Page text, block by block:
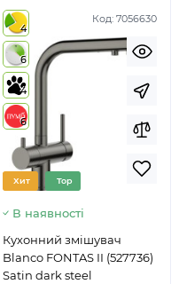
Код: 7056630
4
6
4
6
Хит Top
В наявності
Кухонний змішувач
Blanco FONTAS II (527736)
Satin dark steel